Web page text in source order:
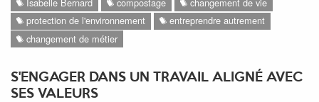
protection de l'environnement
entreprendre autrement
changement de métier
S'ENGAGER DANS UN TRAVAIL ALIGNÉ AVEC
SES VALEURS